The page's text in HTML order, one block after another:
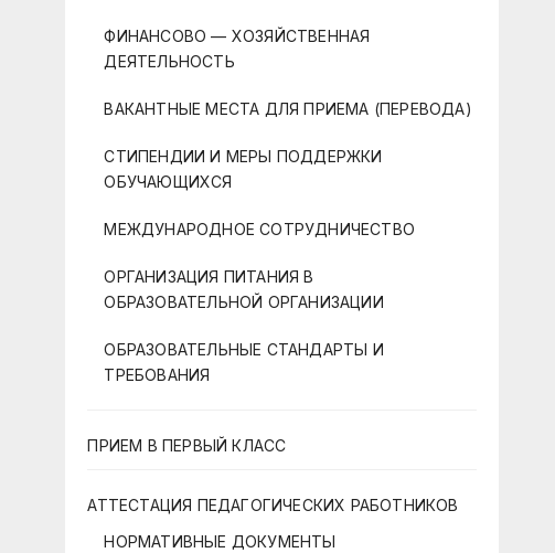
ФИНАНСОВО — ХОЗЯЙСТВЕННАЯ
ДЕЯТЕЛЬНОСТЬ
ВАКАНТНЫЕ МЕСТА ДЛЯ ПРИЕМА (ПЕРЕВОДА)
СТИПЕНДИИ И МЕРЫ ПОДДЕРЖКИ
ОБУЧАЮЩИХСЯ
МЕЖДУНАРОДНОЕ СОТРУДНИЧЕСТВО
ОРГАНИЗАЦИЯ ПИТАНИЯ В
ОБРАЗОВАТЕЛЬНОЙ ОРГАНИЗАЦИИ
ОБРАЗОВАТЕЛЬНЫЕ СТАНДАРТЫ И
ТРЕБОВАНИЯ
ПРИЕМ В ПЕРВЫЙ КЛАСС
АТТЕСТАЦИЯ ПЕДАГОГИЧЕСКИХ РАБОТНИКОВ
НОРМАТИВНЫЕ ДОКУМЕНТЫ